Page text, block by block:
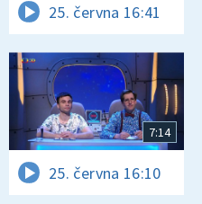
25. června 16:41
7:14
25. června 16:10